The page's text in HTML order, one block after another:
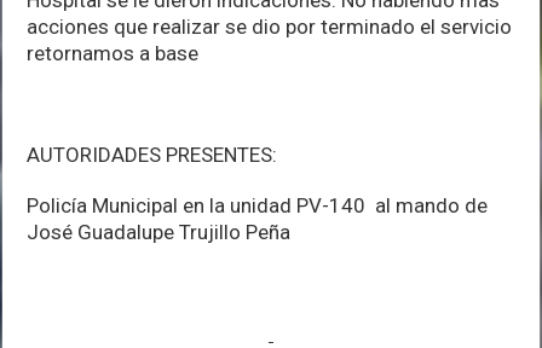
acciones que realizar se dio por terminado el servicio
retornamos a base
AUTORIDADES PRESENTES:
Policía Municipal en la unidad PV-140 al mando de
José Guadalupe Trujillo Peña